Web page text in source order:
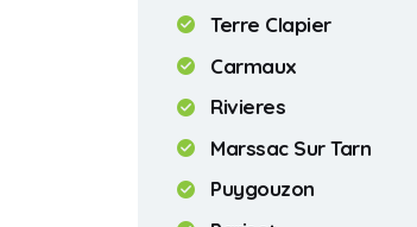
Terre Clapier
Carmaux
Rivieres
Marssac Sur Tarn
Puygouzon